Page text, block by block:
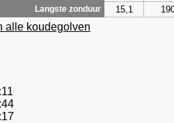
Langste zonduur 15,1
alle koudegolven